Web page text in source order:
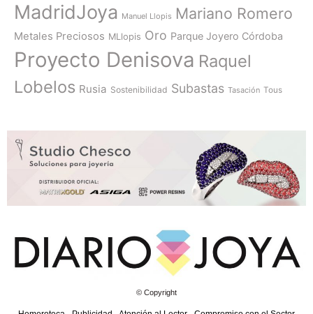
MadridJoya Manuel Llopis Mariano Romero
Metales Preciosos MLlopis Oro Parque Joyero Córdoba
Proyecto Denisova Raquel
Lobelos Rusia Sostenibilidad Subastas Tasación Tous
© Copyright